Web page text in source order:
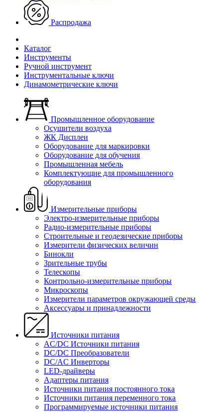
Распродажа
Каталог
Инструменты
Ручной инструмент
Инструментальные ключи
Динамометрические ключи
Промышленное оборудование
Осушители воздуха
ЖК Дисплеи
Оборудование для маркировки
Оборудование для обучения
Промышленная мебель
Комплектующие для промышленного
оборудования
Измерительные приборы
Электро-измерительные приборы
Радио-измерительные приборы
Строительные и геодезические приборы
Измерители физических величин
Бинокли
Зрительные трубы
Телескопы
Контрольно-измерительные приборы
Микроскопы
Измерители параметров окружающей среды
Аксессуары и принадлежности
Источники питания
AC/DC Источники питания
DC/DC Преобразователи
DC/AC Инверторы
LED-драйверы
Адаптеры питания
Источники питания постоянного тока
Источники питания переменного тока
Программируемые источники питания